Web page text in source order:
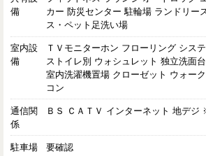
備
カー 防災センター 駐輪場 ランドリー
ス・ペット足洗い場
室内設
備
ＴＶモニターホン フローリング シス
ストイレ別 ウォシュレット 独立洗面
室内洗濯機置場 クローゼット ウォー
コン
通信関
係
ＢＳ ＣＡＴＶ インターネット 地デ
駐車場 要確認